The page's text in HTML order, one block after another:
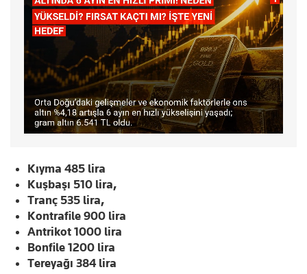
Kıyma 485 lira
Kuşbaşı 510 lira,
Tranç 535 lira,
Kontrafile 900 lira
Antrikot 1000 lira
Bonfile 1200 lira
Tereyağı 384 lira